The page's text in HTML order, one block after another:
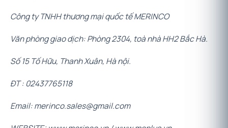
Công ty TNHH thương mại quốc tế MERINCO
Văn phòng giao dịch: Phòng 2304, toà nhà HH2 Bắc Hà.
Số 15 Tố Hữu, Thanh Xuân, Hà nội.
ĐT : 02437765118
Email: merinco.sales@gmail.com